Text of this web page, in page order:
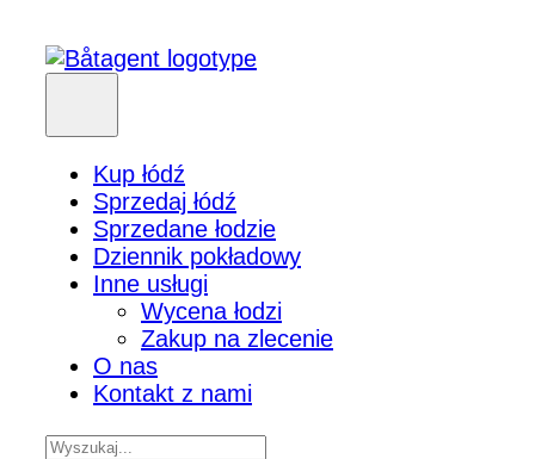
Kup łódź
Sprzedaj łódź
Sprzedane łodzie
Dziennik pokładowy
Inne usługi
Wycena łodzi
Zakup na zlecenie
O nas
Kontakt z nami